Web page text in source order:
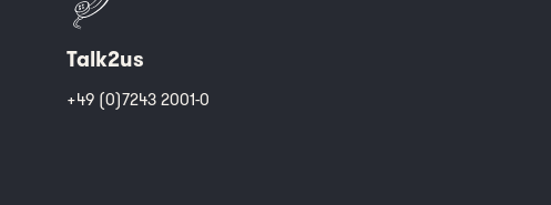
Talk2us
+49 (0)7243 2001-0